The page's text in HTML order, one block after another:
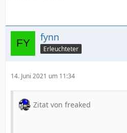
fynn
Erleuchteter
14. Juni 2021 um 11:34
Zitat von freaked